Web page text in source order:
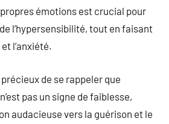
propres émotions est crucial pour
l’hypersensibilité, tout en faisant
l’anxiété.
de se rappeler que
pas un signe de faiblesse,
audacieuse vers la guérison et le